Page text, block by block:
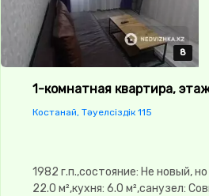
8
8
8
8
8
1-комнатная квартира,
Костанай, Тәуелсіздік 115
1982 г.п.,состояние: Не новый,
22.0 м²,кухня: 6.0 м²,санузел: